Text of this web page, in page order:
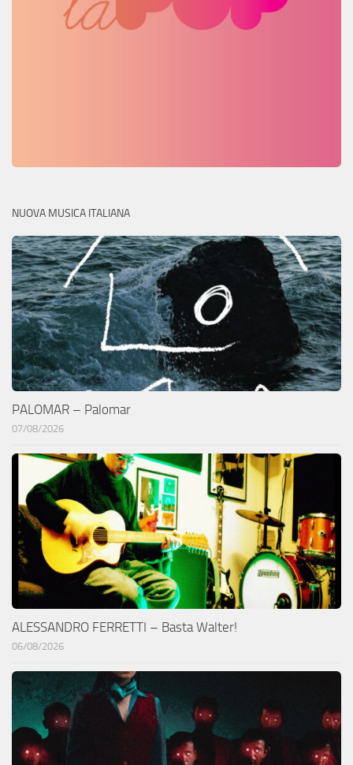
NUOVA MUSICA ITALIANA
PALOMAR – Palomar
07/08/2026
ALESSANDRO FERRETTI – Basta Walter!
06/08/2026